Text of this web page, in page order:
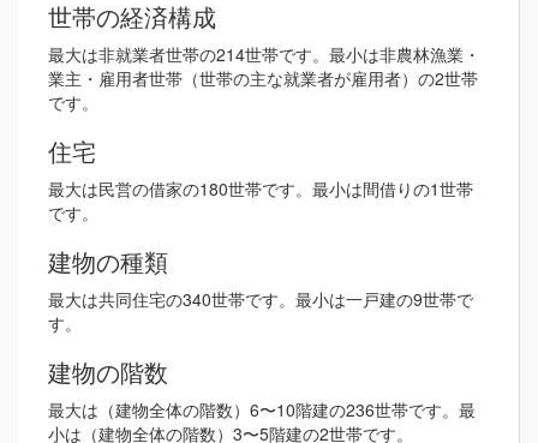
世帯の経済構成
最大は非就業者世帯の214世帯です。最小は非農林漁業・
業主・雇用者世帯（世帯の主な就業者が雇用者）の2世帯
です。
住宅
最大は民営の借家の180世帯です。最小は間借りの1世帯
です。
建物の種類
最大は共同住宅の340世帯です。最小は一戸建の9世帯で
す。
建物の階数
最大は（建物全体の階数）6〜10階建の236世帯です。最
小は（建物全体の階数）3〜5階建の2世帯です。